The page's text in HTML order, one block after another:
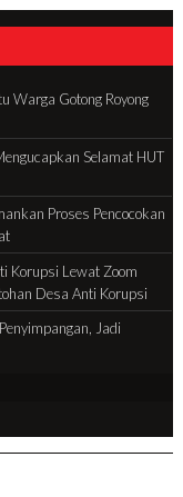
Warga Gotong Royong
Selamat HUT
Proses Pencocokan
Korupsi Lewat Zoom
Desa Anti Korupsi
Jadi